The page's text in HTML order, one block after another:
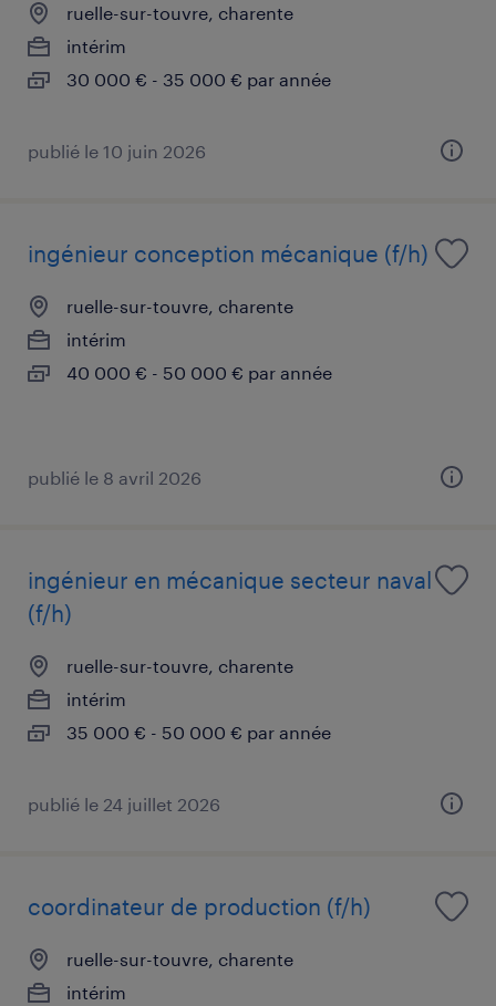
ruelle-sur-touvre, charente
intérim
30 000 € - 35 000 € par année
publié le 10 juin 2026
ingénieur conception mécanique (f/h)
ruelle-sur-touvre, charente
intérim
40 000 € - 50 000 € par année
publié le 8 avril 2026
ingénieur en mécanique secteur naval
(f/h)
ruelle-sur-touvre, charente
intérim
35 000 € - 50 000 € par année
publié le 24 juillet 2026
coordinateur de production (f/h)
ruelle-sur-touvre, charente
intérim